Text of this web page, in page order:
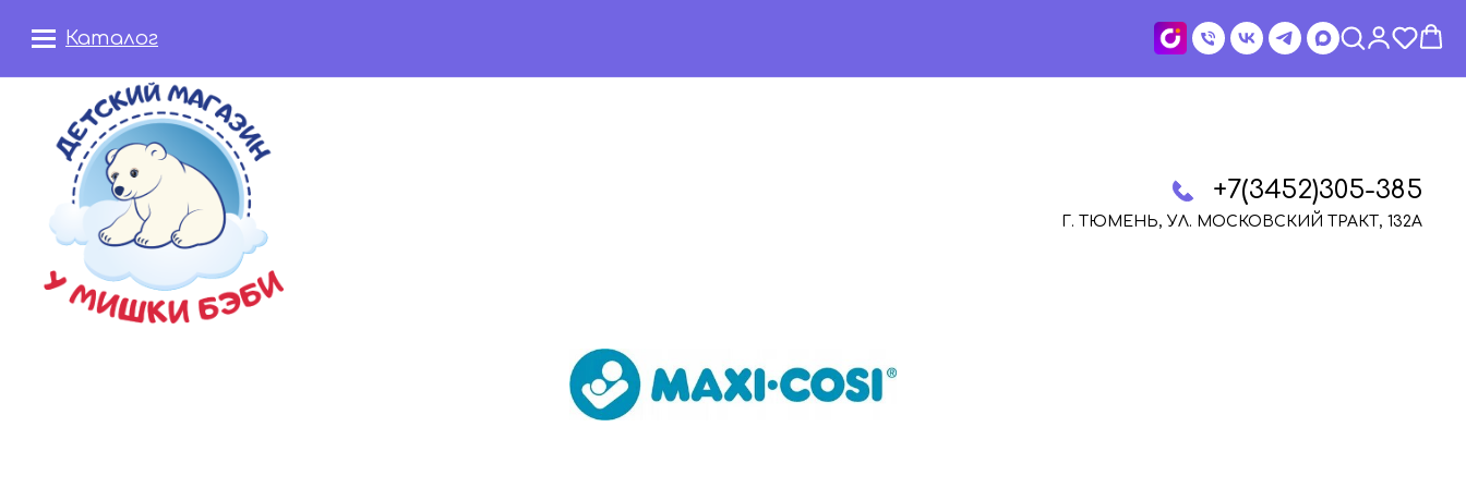
+7(3452)305-385
Г. ТЮМЕНЬ, УЛ. МОСКОВСКИЙ ТРАКТ, 132А
Каталог